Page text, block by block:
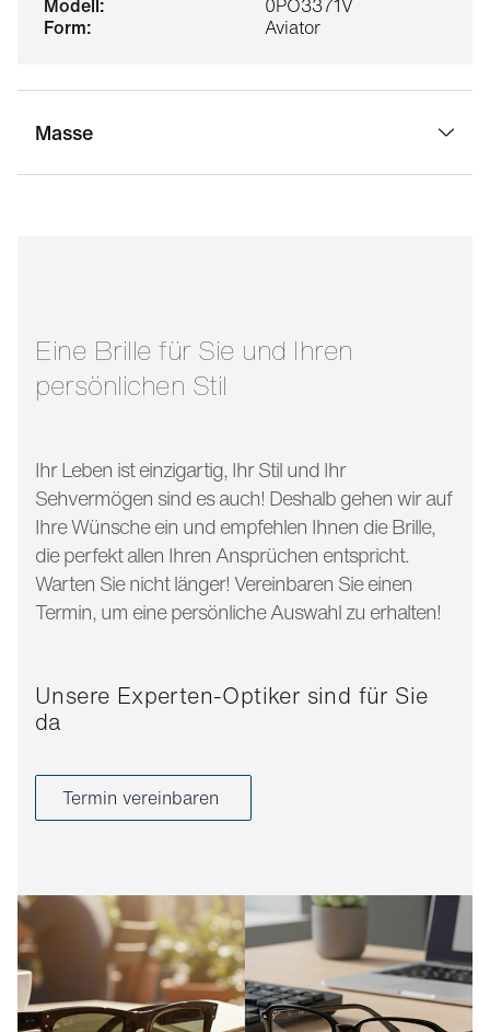
form:
Aviator
Masse
Eine Brille für Sie und Ihren
persönlichen Stil
Ihr Leben ist einzigartig, Ihr Stil und Ihr
Sehvermögen sind es auch! Deshalb gehen wir auf
Ihre Wünsche ein und empfehlen Ihnen die Brille,
die perfekt allen Ihren Ansprüchen entspricht.
Warten Sie nicht länger! Vereinbaren Sie einen
Termin, um eine persönliche Auswahl zu erhalten!
Unsere Experten-Optiker sind für Sie
da
Termin vereinbaren